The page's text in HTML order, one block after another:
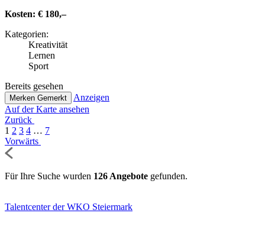
Kosten: € 180,–
Kate­go­rien:
Krea­ti­vi­tät
Lernen
Sport
Bereits gesehen
Merken Gemerkt
Anzeigen
Auf der Karte ansehen
Zurück
1 2 3 4 … 7
Vorwärts
Für Ihre Suche wurden 126 Angebote gefunden.
Talent­cen­ter der WKO Steiermark